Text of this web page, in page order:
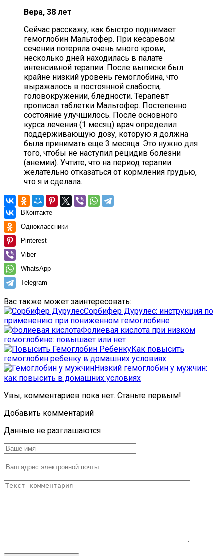
Вера, 38 лет
Сейчас расскажу, как быстро поднимает
гемоглобин Мальтофер. При кесаревом
сечении потеряла очень много крови,
несколько дней находилась в палате
интенсивной терапии. После выписки был
крайне низкий уровень гемоглобина, что
выражалось в постоянной слабости,
головокружении, бледности. Терапевт
прописал таблетки Мальтофер. Постепенно
состояние улучшилось. После основного
курса лечения (1 месяц) врач определил
поддерживающую дозу, которую я должна
была принимать еще 3 месяца. Это нужно для
того, чтобы не наступил рецидив болезни
(анемии). Учтите, что на период терапии
желательно отказаться от кормления грудью,
что я и сделала.
ВКонтакте
Одноклассники
Pinterest
Viber
WhatsApp
Telegram
Вас также может заинтересовать:
Сорбифер Дурулес: инструкция по
применению при пониженном гемоглобине
Фолиевая кислота при низком
гемоглобине: повышает или нет
Как повысить
гемоглобин ребенку в домашних условиях
Низкий гемоглобин у мужчин:
как повысить в домашних условиях
Увы, комментариев пока нет. Станьте первым!
Добавить комментарий
Данные не разглашаются